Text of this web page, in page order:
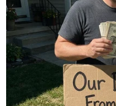
Bắt thêm đối
công an ở Đồng
18/06/2019 13:33
Ngày 18/6, Công an
thực hiện lệnh bắt